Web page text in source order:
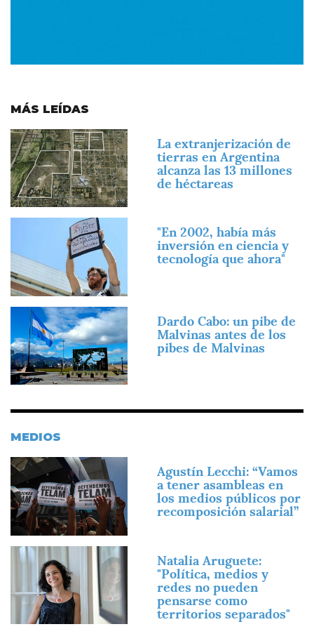
MÁS LEÍDAS
Imagen
La extranjerización de
tierras en Argentina
alcanza las 13 millones
de héctareas
"En 2002, había más
inversión en ciencia y
tecnología que ahora"
Imagen
Dardo Cabo: un pibe de
Malvinas antes de los
pibes de Malvinas
MEDIOS
Imagen
Agustín Lecchi: “Vamos
a tener asambleas en
los medios públicos por
recomposición salarial”
Imagen
Natalia Aruguete:
"Política, medios y
redes no pueden
pensarse como
territorios separados"